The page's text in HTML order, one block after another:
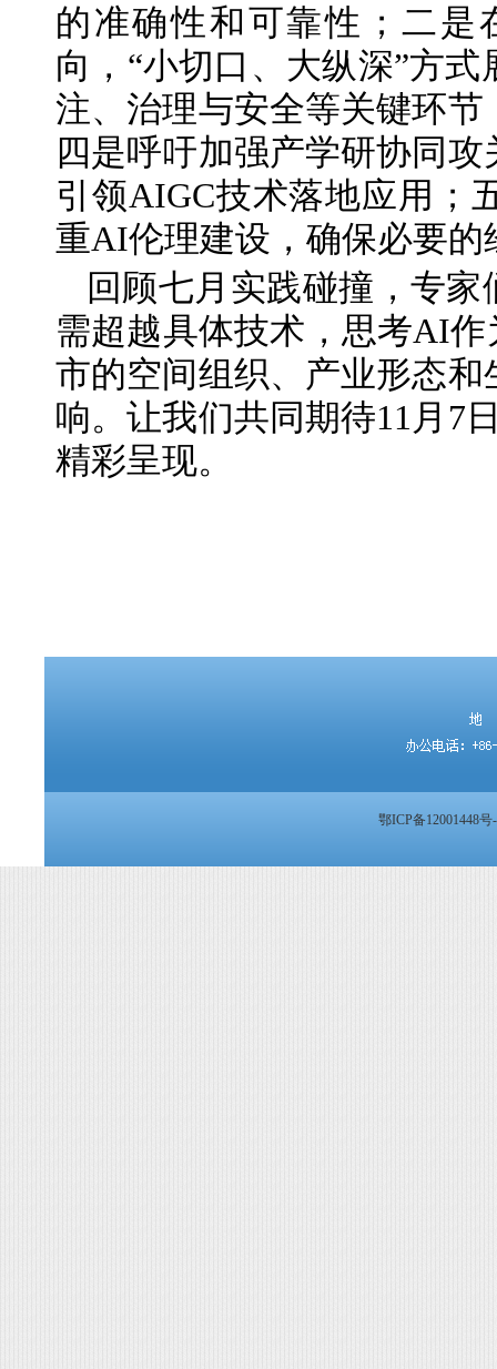
的准确性和可靠性；二是
向，“小切口、大纵深”方
注、治理与安全等关键环
四是呼吁加强产学研协同
引领AIGC技术落地应用；
重AI伦理建设，确保必要
回顾七月实践碰撞，专
需超越具体技术，思考AI
市的空间组织、产业形态
响。让我们共同期待11月7
精彩呈现。
鄂ICP备12001448